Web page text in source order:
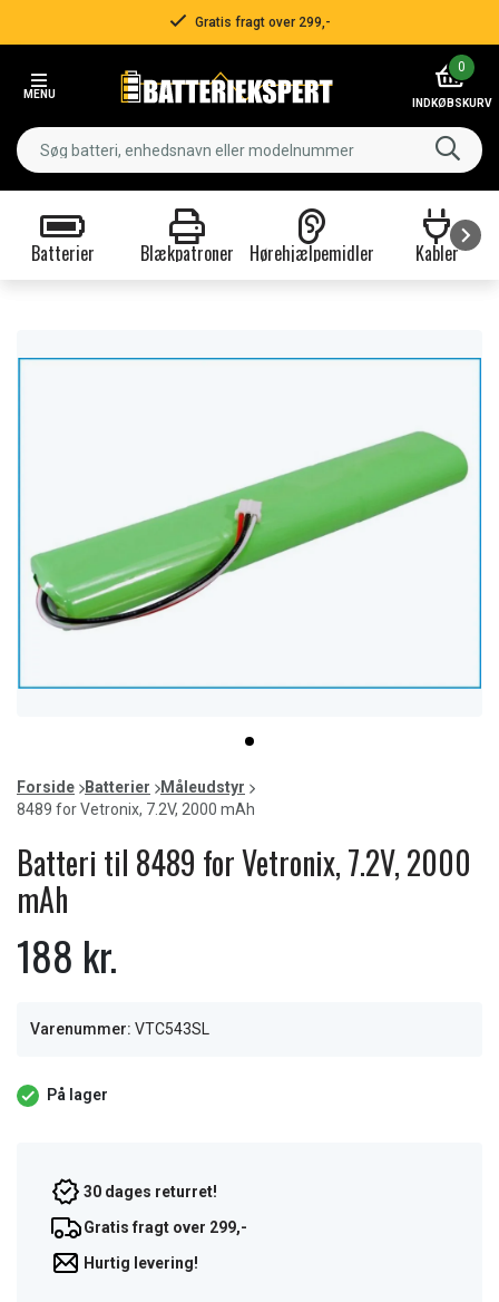
Gratis fragt over 299,-
MENU
0
INDKØBSKURV
Batterier Blækpatroner Hørehjælpemidler Kabler
item
0
of
1
Forside Batterier
Måleudstyr
8489 for Vetronix, 7.2V, 2000 mAh
Batteri til 8489 for Vetronix, 7.2V, 2000
mAh
188 kr.
Varenummer: VTC543SL
På lager
30 dages returret!
Gratis fragt over 299,-
Hurtig levering!